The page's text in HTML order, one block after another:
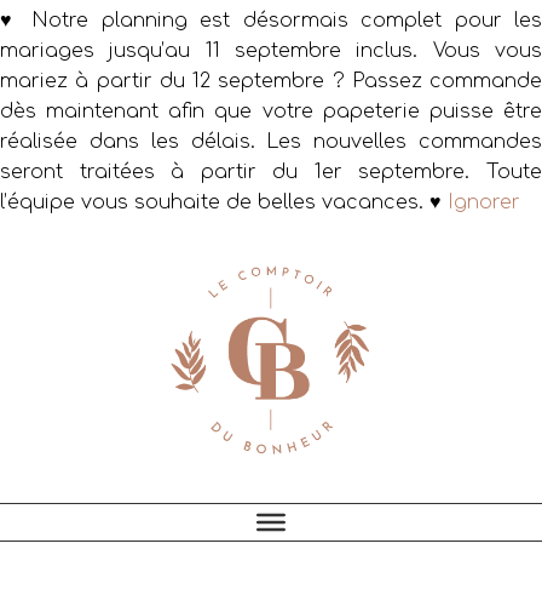
♥ Notre planning est désormais complet pour les
mariages jusqu’au 11 septembre inclus. Vous vous
mariez à partir du 12 septembre ? Passez commande
dès maintenant afin que votre papeterie puisse être
réalisée dans les délais. Les nouvelles commandes
seront traitées à partir du 1er septembre. Toute
l’équipe vous souhaite de belles vacances. ♥
Ignorer